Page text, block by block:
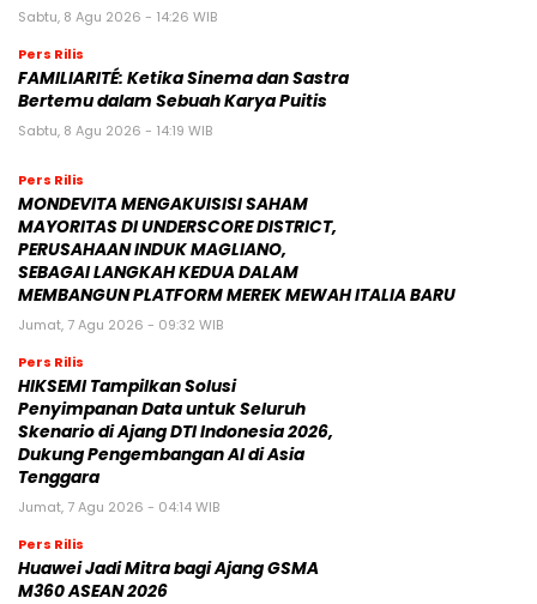
Sabtu, 8 Agu 2026 - 14:26 WIB
Pers Rilis
FAMILIARITÉ: Ketika Sinema dan Sastra
Bertemu dalam Sebuah Karya Puitis
Sabtu, 8 Agu 2026 - 14:19 WIB
Pers Rilis
MONDEVITA MENGAKUISISI SAHAM
MAYORITAS DI UNDERSCORE DISTRICT,
PERUSAHAAN INDUK MAGLIANO,
SEBAGAI LANGKAH KEDUA DALAM
MEMBANGUN PLATFORM MEREK MEWAH ITALIA BARU
Jumat, 7 Agu 2026 - 09:32 WIB
Pers Rilis
HIKSEMI Tampilkan Solusi
Penyimpanan Data untuk Seluruh
Skenario di Ajang DTI Indonesia 2026,
Dukung Pengembangan AI di Asia
Tenggara
Jumat, 7 Agu 2026 - 04:14 WIB
Pers Rilis
Huawei Jadi Mitra bagi Ajang GSMA
M360 ASEAN 2026